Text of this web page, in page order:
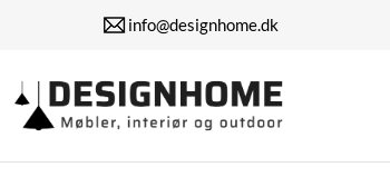
info@designhome.dk